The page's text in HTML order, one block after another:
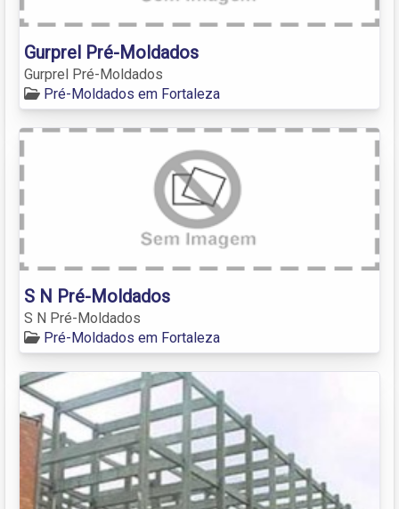
Gurprel Pré-Moldados
Gurprel Pré-Moldados
Pré-Moldados em Fortaleza
S N Pré-Moldados
S N Pré-Moldados
Pré-Moldados em Fortaleza